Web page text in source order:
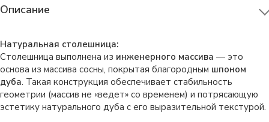
Описание
Натуральная столешница:
Столешница выполнена из инженерного массива — это
основа из массива сосны, покрытая благородным шпоном
дуба. Такая конструкция обеспечивает стабильность
геометрии (массив не «ведет» со временем) и потрясающую
эстетику натурального дуба с его выразительной текстурой.